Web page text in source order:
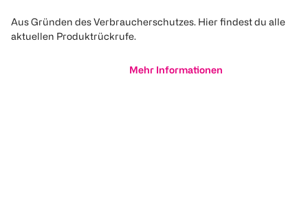
Aus Gründen des Verbraucherschutzes. Hier findest du alle
aktuellen Produktrückrufe.
Mehr Informationen